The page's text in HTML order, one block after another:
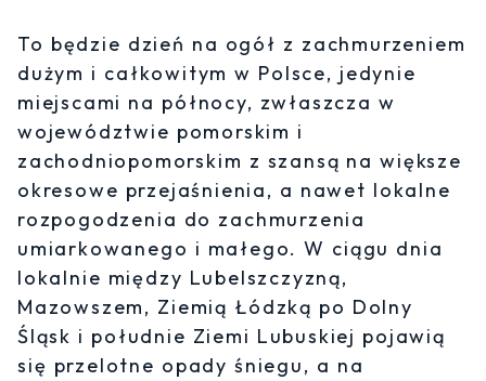
To będzie dzień na ogół z zachmurzeniem
dużym i całkowitym w Polsce, jedynie
miejscami na północy, zwłaszcza w
województwie pomorskim i
zachodniopomorskim z szansą na większe
okresowe przejaśnienia, a nawet lokalne
rozpogodzenia do zachmurzenia
umiarkowanego i małego. W ciągu dnia
lokalnie między Lubelszczyzną,
Mazowszem, Ziemią Łódzką po Dolny
Śląsk i południe Ziemi Lubuskiej pojawią
się przelotne opady śniegu, a na